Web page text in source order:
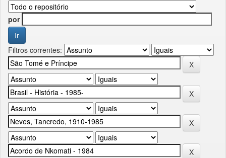
por
Filtros correntes: